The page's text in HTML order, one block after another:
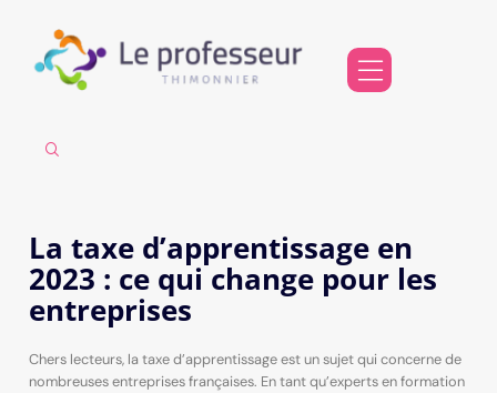
La taxe d’apprentissage en
2023 : ce qui change pour les
entreprises
Chers lecteurs, la taxe d’apprentissage est un sujet qui concerne de
nombreuses entreprises françaises. En tant qu’experts en formation